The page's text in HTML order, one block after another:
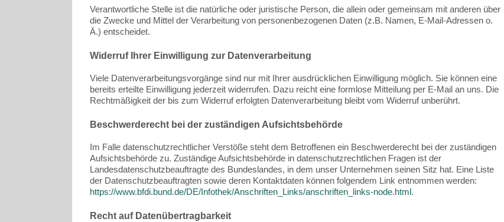
Verantwortliche Stelle ist die natürliche oder juristische Person, die allein oder gemeinsam mit anderen über
die Zwecke und Mittel der Verarbeitung von personenbezogenen Daten (z.B. Namen, E-Mail-Adressen o.
Ä.) entscheidet.
Widerruf Ihrer Einwilligung zur Datenverarbeitung
Viele Datenverarbeitungsvorgänge sind nur mit Ihrer ausdrücklichen Einwilligung möglich. Sie können eine
bereits erteilte Einwilligung jederzeit widerrufen. Dazu reicht eine formlose Mitteilung per E-Mail an uns. Die
Rechtmäßigkeit der bis zum Widerruf erfolgten Datenverarbeitung bleibt vom Widerruf unberührt.
Beschwerderecht bei der zuständigen Aufsichtsbehörde
Im Falle datenschutzrechtlicher Verstöße steht dem Betroffenen ein Beschwerderecht bei der zuständigen
Aufsichtsbehörde zu. Zuständige Aufsichtsbehörde in datenschutzrechtlichen Fragen ist der
Landesdatenschutzbeauftragte des Bundeslandes, in dem unser Unternehmen seinen Sitz hat. Eine Liste
der Datenschutzbeauftragten sowie deren Kontaktdaten können folgendem Link entnommen werden:
https://www.bfdi.bund.de/DE/Infothek/Anschriften_Links/anschriften_links-node.html.
Recht auf Datenübertragbarkeit